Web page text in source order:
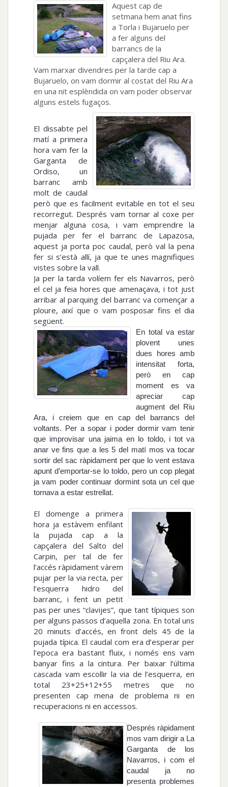
Aquest cap de
setmana hem anat fins
a Torla i Bujaruelo per
a fer alguns del
barrancs de la
capçalera del Riu Ara.
Vam marxar divendres per la tarde cap a
Bujaruelo, on vam dormir al costat del Riu Ara
en una nit esplèndida on vam poder observar
alguns estels fugaços.
El dissabte pel
matí a primera
hora vam fer la
Garganta de
Ordiso, un
barranc amb
molt de caudal
però que es facilment evitable en tot el seu
recorregut. Després vam tornar al coxe per
menjar alguna cosa, i vam emprendre la
pujada per fer el barranc de Lapazosa,
aquest ja porta poc caudal, però val la pena
fer si s’està allí, ja que te unes magnifiques
vistes sobre la vall.
Ja per la tarda volíem fer els Navarros, però
el cel ja feia hores que amenaçava, i tot just
arribar al parquing del barranc va començar a
ploure, així que o vam posposar fins el dia
següent.
En total va estar
plovent unes
dues hores amb
intensitat forta,
però en cap
moment es va
apreciar cap
augment del Riu
Ara, i creiem que en cap del barrancs del
voltants. Per a sopar i poder dormir vam tenir
que improvisar una jaima en lo toldo, i tot va
anar ve fins que a les 5 del matí mos va tocar
sortir del sac ràpidament per que lo vent estava
apunt d’emportar-se lo toldo, pero un cop plegat
ja vam poder continuar dormint sota un cel que
tornava a estar estrellat.
El domenge a primera
hora ja estàvem enfilant
la pujada cap a la
capçalera del Salto del
Carpin,
per tal de fer
l’accés ràpidament vàrem
pujar per la via recta, per
l’esquerra hidro del
barranc, i fent un petit
pas per unes “clavijes”, que tant típiques son
per alguns passos d’aquella zona. En total uns
20 minuts d’accés, en front dels 45 de la
pujada típica. El caudal com era d’esperar per
l’epoca era bastant fluix, i només ens vam
banyar fins a la cintura. Per baixar l’última
cascada vam escollir la via de l’esquerra, en
total 23+25+12+55 metres que no
presenten cap mena de problema ni en
recuperacions ni en accessos.
Després ràpidament
mos vam dirigir a La
Garganta de los
Navarros, i com el
caudal ja no
presenta problemes